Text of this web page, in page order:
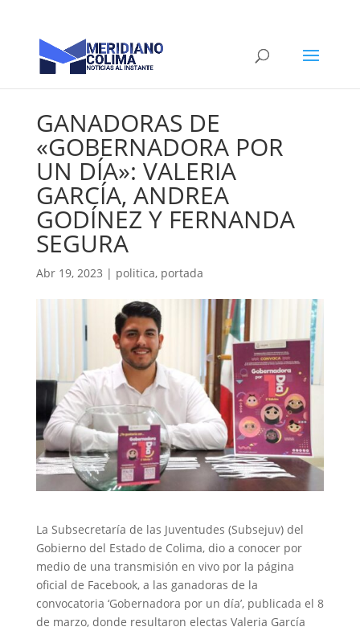
GANADORAS DE
«GOBERNADORA POR
UN DÍA»: VALERIA
GARCÍA, ANDREA
GODÍNEZ Y FERNANDA
SEGURA
Abr 19, 2023 | politica, portada
La Subsecretaría de las Juventudes (Subsejuv) del
Gobierno del Estado de Colima, dio a conocer por
medio de una transmisión en vivo por la página
oficial de Facebook, a las ganadoras de la
convocatoria ‘Gobernadora por un día’, publicada el 8
de marzo, donde resultaron electas Valeria García